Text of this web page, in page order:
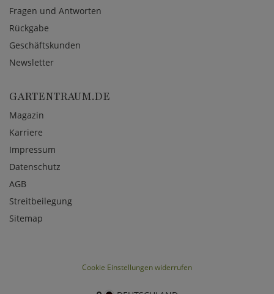
Fragen und Antworten
Rückgabe
Geschäftskunden
Newsletter
GARTENTRAUM.DE
Magazin
Karriere
Impressum
Datenschutz
AGB
Streitbeilegung
Sitemap
Cookie Einstellungen widerrufen